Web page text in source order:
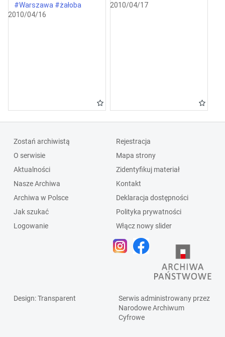
katastrofie
lotniczej w
#Warszawa #żałoba
2010/04/16
katastrofie
2010/04/17
Zostań archiwistą
O serwisie
Aktualności
Nasze Archiwa
Archiwa w Polsce
Jak szukać
Logowanie
Rejestracja
Mapa strony
Zidentyfikuj materiał
Kontakt
Deklaracja dostępności
Polityka prywatności
Włącz nowy slider
Design: Transparent
Serwis administrowany przez
Narodowe Archiwum
Cyfrowe